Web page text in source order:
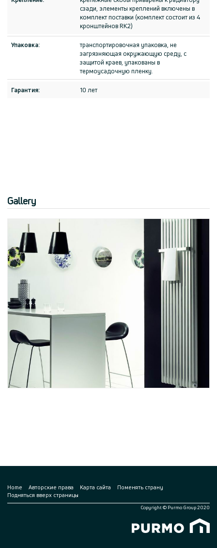
сзади, элементы креплений включены в
комплект поставки (комплект состоит из 4
кронштейнов RK2)
Упаковка:
транспортировочная упаковка, не
загрязняющая окружающую среду, с
защитой краев, упакованы в
термоусадочную пленку.
Гарантия: 10 лет
Gallery
Home Авторские права Карта сайта
Поменять страну
Подняться вверх страницы
Copyright © Purmo Group 2020